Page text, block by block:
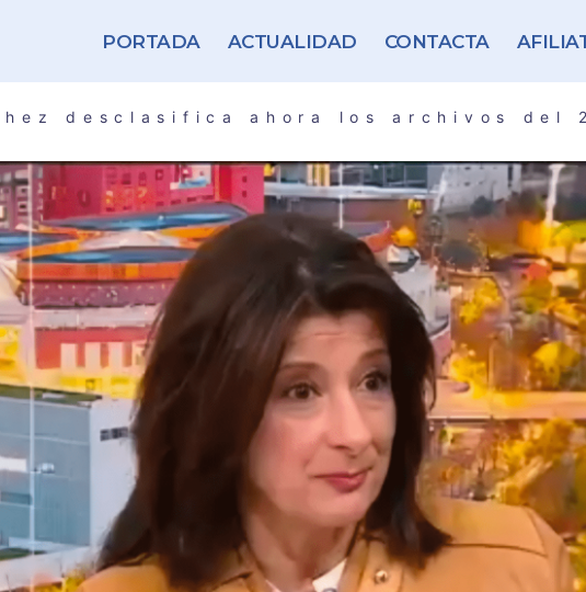
PORTADA ACTUALIDAD CONTACTA
desclasifica ahora los archivos del